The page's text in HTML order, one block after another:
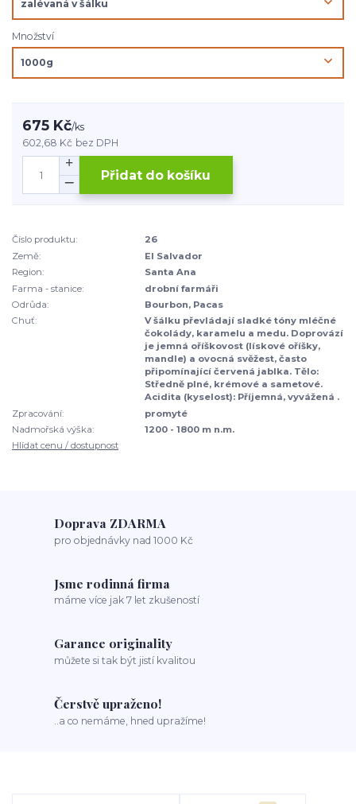
Množství
675 Kč/ks
602,68 Kč bez DPH
Přidat do košíku
Číslo produktu:
26
Země:
El Salvador
Region:
Santa Ana
Farma - stanice:
drobní farmáři
Odrůda:
Bourbon, Pacas
Chuť:
V šálku převládají sladké tóny mléčné
čokolády, karamelu a medu. Doprovází
je jemná oříškovost (lískové oříšky,
mandle) a ovocná svěžest, často
připomínající červená jablka. Tělo:
Středně plné, krémové a sametové.
Acidita (kyselost): Příjemná, vyvážená .
Zpracování:
promyté
Nadmořská výška:
1200 - 1800 m n.m.
Hlídat cenu / dostupnost
Doprava ZDARMA
pro objednávky nad 1000 Kč
Jsme rodinná firma
máme více jak 7 let zkušeností
Garance originality
můžete si tak být jistí kvalitou
Čerstvě upraženo!
..a co nemáme, hned upražíme!